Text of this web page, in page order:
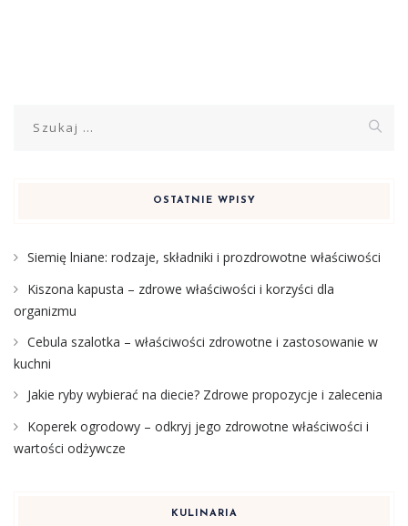
OSTATNIE WPISY
Siemię lniane: rodzaje, składniki i prozdrowotne właściwości
Kiszona kapusta – zdrowe właściwości i korzyści dla
organizmu
Cebula szalotka – właściwości zdrowotne i zastosowanie w
kuchni
Jakie ryby wybierać na diecie? Zdrowe propozycje i zalecenia
Koperek ogrodowy – odkryj jego zdrowotne właściwości i
wartości odżywcze
KULINARIA